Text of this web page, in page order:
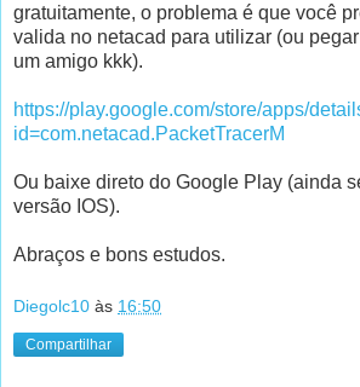
gratuitamente, o problema é que você
valida no netacad para utilizar (ou
um amigo kkk).
https://play.google.com/store/apps/
id=com.netacad.PacketTracerM
Ou baixe direto do Google Play (ainda
versão IOS).
Abraços e bons estudos.
Diegolc10 às 16:50
Compartilhar